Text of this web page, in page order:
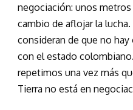
negociación: unos
cambio de aflojar la
consideran de que no
con el estado
repetimos una vez más
Tierra no está en